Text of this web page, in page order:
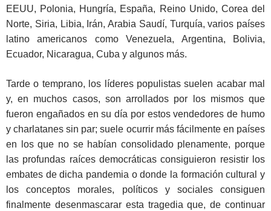
EEUU, Polonia, Hungría, España, Reino Unido, Corea del
Norte, Siria, Libia, Irán, Arabia Saudí, Turquía, varios países
latino americanos como Venezuela, Argentina, Bolivia,
Ecuador, Nicaragua, Cuba y algunos más.
Tarde o temprano, los líderes populistas suelen acabar mal
y, en muchos casos, son arrollados por los mismos que
fueron engañados en su día por estos vendedores de humo
y charlatanes sin par; suele ocurrir más fácilmente en países
en los que no se habían consolidado plenamente, porque
las profundas raíces democráticas consiguieron resistir los
embates de dicha pandemia o donde la formación cultural y
los conceptos morales, políticos y sociales consiguen
finalmente desenmascarar esta tragedia que, de continuar